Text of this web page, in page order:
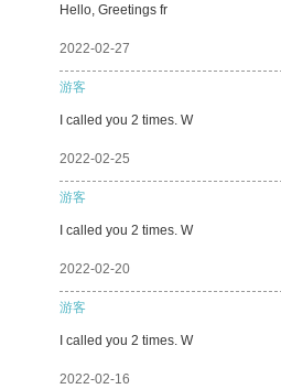
Hello, Greetings fr
2022-02-27
游客
I called you 2 times. W
2022-02-25
游客
I called you 2 times. W
2022-02-20
游客
I called you 2 times. W
2022-02-16